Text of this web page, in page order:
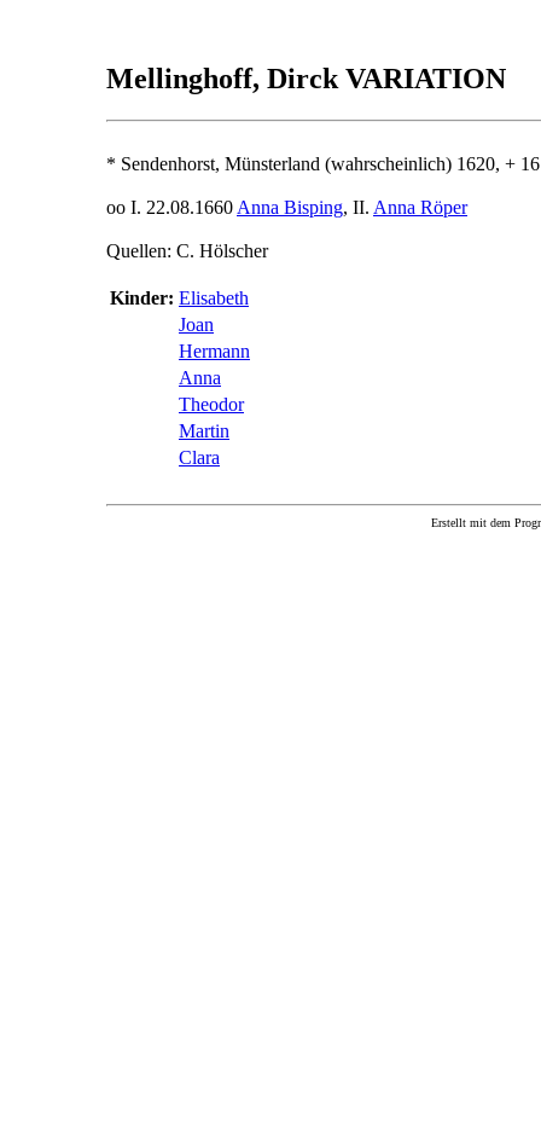
Mellinghoff, Dirck VARIATION
* Sendenhorst, Münsterland (wahrscheinlich) 1620, +
oo I. 22.08.1660 Anna Bisping, II. Anna Röper
Quellen: C. Hölscher
Kinder: Elisabeth
Joan
Hermann
Anna
Theodor
Martin
Clara
Erstellt mit dem